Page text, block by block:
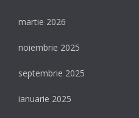
martie 2026
noiembrie 2025
septembrie 2025
ianuarie 2025